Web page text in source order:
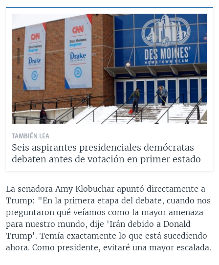
TAMBIÉN LEA
Seis aspirantes presidenciales demócratas
debaten antes de votación en primer estado
La senadora Amy Klobuchar apuntó directamente a
Trump: "En la primera etapa del debate, cuando nos
preguntaron qué veíamos como la mayor amenaza
para nuestro mundo, dije 'Irán debido a Donald
Trump'. Temía exactamente lo que está sucediendo
ahora. Como presidente, evitaré una mayor escalada.